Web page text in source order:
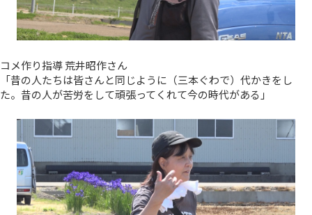
コメ作り指導 荒井昭作さん
「昔の人たちは皆さんと同じように（三本ぐわで）代かきをし
た。昔の人が苦労をして頑張ってくれて今の時代がある」